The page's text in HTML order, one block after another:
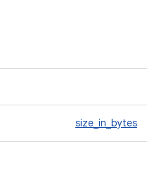
size_in_bytes